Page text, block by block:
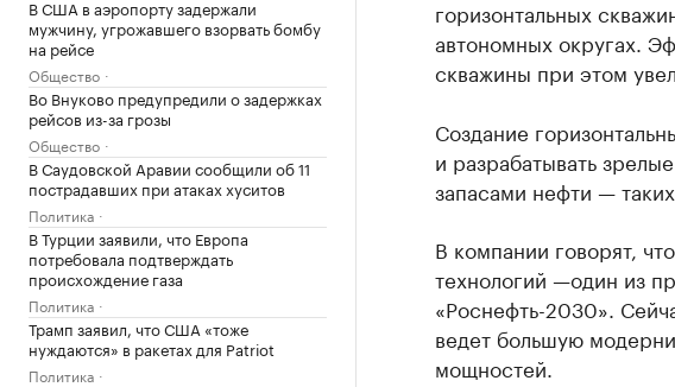
В США в аэропорту задержали
мужчину, угрожавшего взорвать бомбу
на рейсе
Общество
Во Внуково предупредили о задержках
рейсов из-за грозы
Общество
В Саудовской Аравии сообщили об 11
пострадавших при атаках хуситов
Политика
В Турции заявили, что Европа
потребовала подтверждать
происхождение газа
Политика
Трамп заявил, что США «тоже
нуждаются» в ракетах для Patriot
Политика
горизонтальных
автономных округах.
скважины при этом
Создание
и разрабатывать
запасами нефти —
В компании говорят,
технологий —один из
«Роснефть-2030».
ведет большую
мощностей.